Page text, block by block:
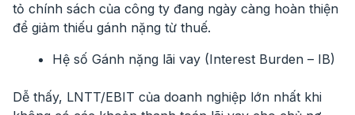
tỏ chính sách của công ty đang ngày càng hoàn thiện
để giảm thiếu gánh nặng từ thuế.
Hệ số Gánh nặng lãi vay (Interest Burden – IB)
Dễ thấy, LNTT/EBIT của doanh nghiệp lớn nhất khi